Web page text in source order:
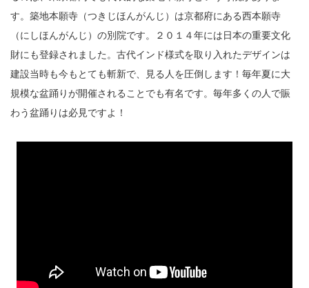
す。築地本願寺（つきじほんがんじ）は京都府にある西本願寺
（にしほんがんじ）の別院です。２０１４年には日本の重要文化
財にも登録されました。古代インド様式を取り入れたデザインは
建設当時も今もとても斬新で、見る人を圧倒します！毎年夏に大
規模な盆踊りが開催されることでも有名です。毎年多くの人で賑
わう盆踊りは必見ですよ！